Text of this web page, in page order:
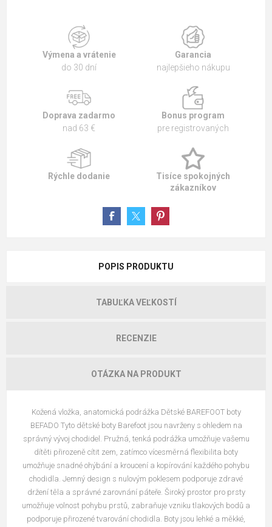
Výmena a vrátenie
do 30 dní
Garancia
najlepšieho nákupu
Doprava zadarmo
nad 63 €
Bonus program
pre registrovaných
Rýchle dodanie
Tisíce spokojných
zákazníkov
POPIS PRODUKTU
TABUĽKA VEĽKOSTÍ
RECENZIE
OTÁZKA NA PRODUKT
Kožená vložka, anatomická podrážka Dětské BAREFOOT boty
BEFADO Tyto dětské boty Barefoot jsou navrženy s ohledem na
správný vývoj chodidel. Pružná, tenká podrážka umožňuje vašemu
dítěti přirozeně cítit zem, zatímco vícesměrná flexibilita boty
umožňuje snadné ohýbání a kroucení a kopírování každého pohybu
chodidla. Jemný design s nulovým poklesem podporuje zdravé
držení těla a správné zarovnání páteře. Široký prostor pro prsty
umožňuje volnost pohybu prstů, zabraňuje vzniku tlakových bodů a
podporuje přirozené tvarování chodidla. Boty jsou lehké a měkké,